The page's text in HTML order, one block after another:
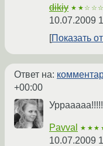
dikiy ★★☆☆☆
10.07.2009
Показать
Ответ на:
+00:00
Pavval
10.07.2009